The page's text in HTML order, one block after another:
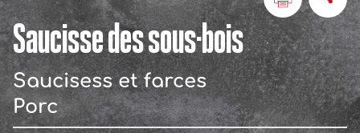
Saucisse des sous-bois
Saucisess et farces
Porc